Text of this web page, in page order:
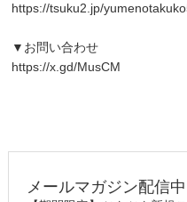
https://tsuku2.jp/
▼お問い合わせ
https://x.gd/MusCM
メールマガジン配信中